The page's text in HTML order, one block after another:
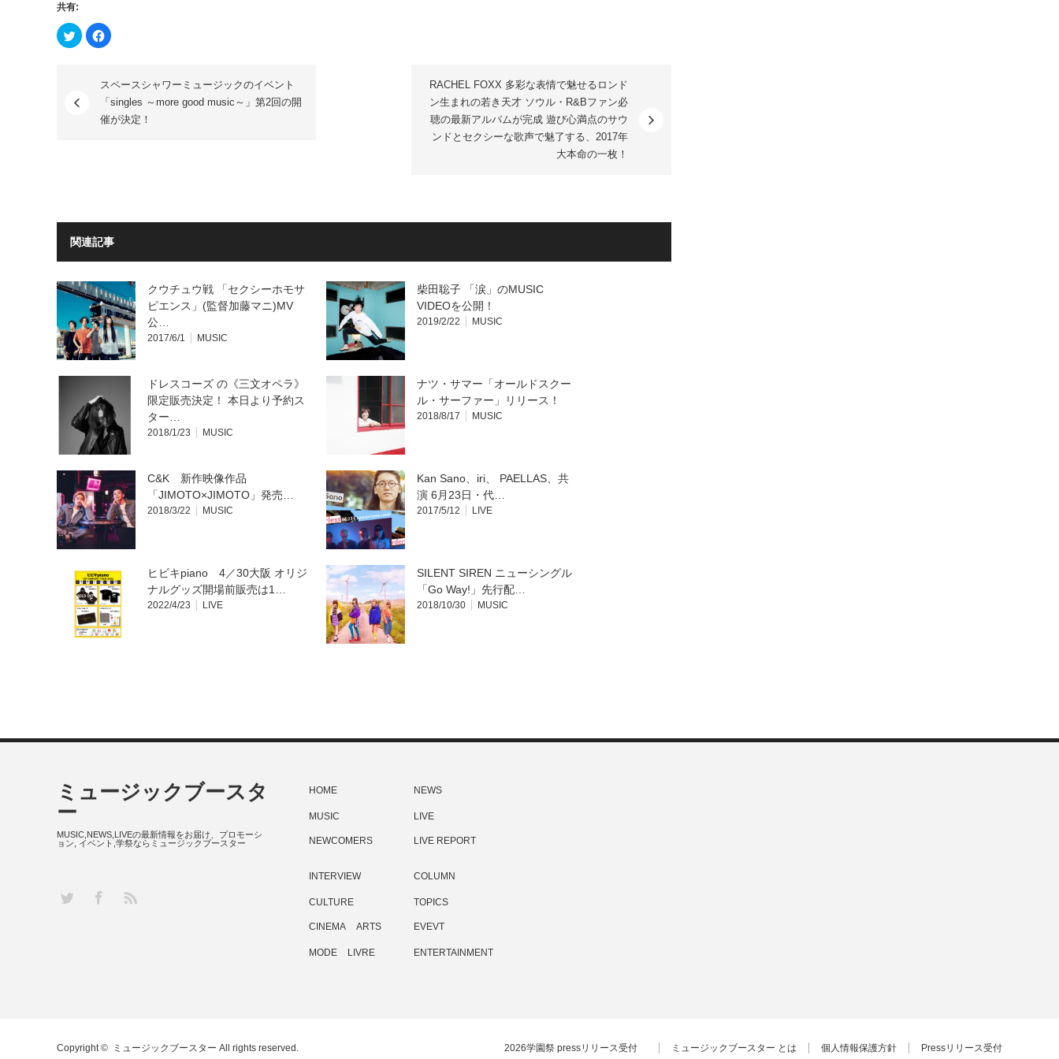
共有:
ク
リ
Twitter
で
共
き
す)
Facebook
で
る
に
は
ク
リ
ッ
い
ィ
ン
ド
で
開
き
ま
す)
スペースシャワーミュージックのイベント
「singles ～more good music～」第2回の開
催が決定！
RACHEL FOXX 多彩な表情で魅せるロンド
ン生まれの若き天才 ソウル・R&Bファン必
聴の最新アルバムが完成 遊び心満点のサウ
ンドとセクシーな歌声で魅了する、2017年
大本命の一枚！
関連記事
クウチュウ戦 「セクシーホモサ
ピエンス」(監督加藤マニ)MV
公…
2017/6/1 MUSIC
柴田聡子 「涙」のMUSIC
VIDEOを公開！
2019/2/22 MUSIC
ドレスコーズ の《三文オペラ》
限定販売決定！ 本日より予約ス
ター…
2018/1/23 MUSIC
ナツ・サマー「オールドスクー
ル・サーファー」リリース！
2018/8/17 MUSIC
C&K 新作映像作品
「JIMOTO×JIMOTO」発売…
2018/3/22 MUSIC
Kan Sano、iri、 PAELLAS、共
演 6月23日・代…
2017/5/12 LIVE
ヒビキpiano 4／30大阪 オリジ
ナルグッズ開場前販売は1…
2022/4/23 LIVE
SILENT SIREN ニューシングル
「Go Way!」先行配…
2018/10/30 MUSIC
HOME NEWS
MUSIC
NEWCOMERS
LIVE
LIVE REPORT
INTERVIEW COLUMN
CULTURE
CINEMA ARTS
MODE LIVRE
TOPICS
EVEVT
ENTERTAINMENT
ミュージックブースタ
ー
MUSIC,NEWS,LIVEの最新情報をお届け、プロモーシ
ョン, イベント,学祭ならミュージックブースター
Twitter Facebook
RSS
2026学園祭 pressリリース受付 ミュージックブースター とは 個人情報保護方針 Pressリリース受付
Copyright © ミュージックブースター All rights reserved.